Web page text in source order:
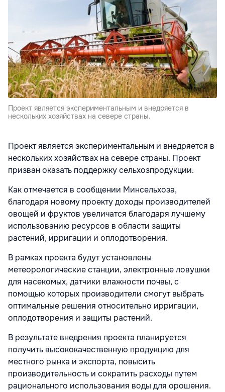
Проект является экспериментальным и внедряется в
нескольких хозяйствах на севере страны.
Проект является экспериментальным и внедряется в
нескольких хозяйствах на севере страны. Проект
призван оказать поддержку сельхозпродукции.
Как отмечается в сообщении Минсельхоза,
благодаря новому проекту доходы производителей
овощей и фруктов увеличатся благодаря лучшему
использованию ресурсов в области защиты
растений, ирригации и оплодотворения.
В рамках проекта будут установлены
метеорологические станции, электронные ловушки
для насекомых, датчики влажности почвы, с
помощью которых производители смогут выбрать
оптимальные решения относительно ирригации,
оплодотворения и защиты растений.
В результате внедрения проекта планируется
получить высококачественную продукцию для
местного рынка и экспорта, повысить
производительность и сократить расходы путем
рационального использования воды для орошения.